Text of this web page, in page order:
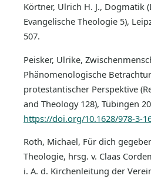
Körtner, Ulrich H. J., Dogmatik
Evangelische Theologie 5),
507.
Peisker, Ulrike,
Phänomenologische
protestantischer Perspektive
and Theology 128), Tübingen
https://doi.org/10.1628/978-3-
Roth, Michael, Für dich
Theologie, hrsg. v. Claas
i. A. d. Kirchenleitung der